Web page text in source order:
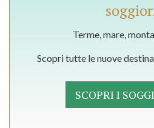
Terme, mare,
Scopri tutte le nuove
SCOPRI I